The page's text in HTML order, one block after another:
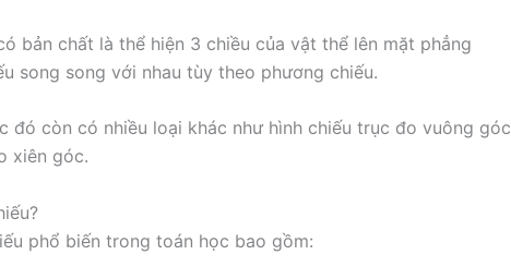
bản chất là thể hiện 3 chiều của vật thể lên mặt phẳng
song song với nhau tùy theo phương chiếu.
đó còn có nhiều loại khác như hình chiếu trục đo vuông góc
xiên góc.
phổ biến trong toán học bao gồm: